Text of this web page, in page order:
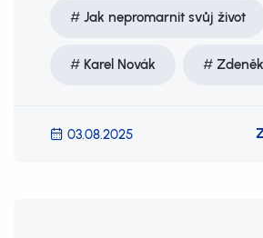
Jak nepromarnit svůj život
Karel Novák
03.08.2025